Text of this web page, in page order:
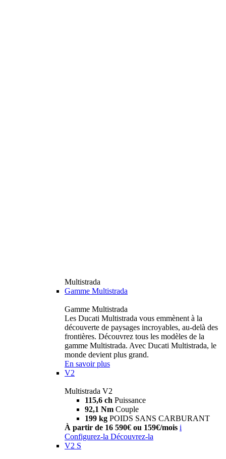
Multistrada
Gamme Multistrada
Gamme Multistrada
Les Ducati Multistrada vous emmènent à la
découverte de paysages incroyables, au-delà des
frontières. Découvrez tous les modèles de la
gamme Multistrada. Avec Ducati Multistrada, le
monde devient plus grand.
En savoir plus
V2
Multistrada V2
115,6 ch Puissance
92,1 Nm Couple
199 kg POIDS SANS CARBURANT
À partir de 16 590€ ou 159€/mois i
Configurez-la Découvrez-la
V2 S